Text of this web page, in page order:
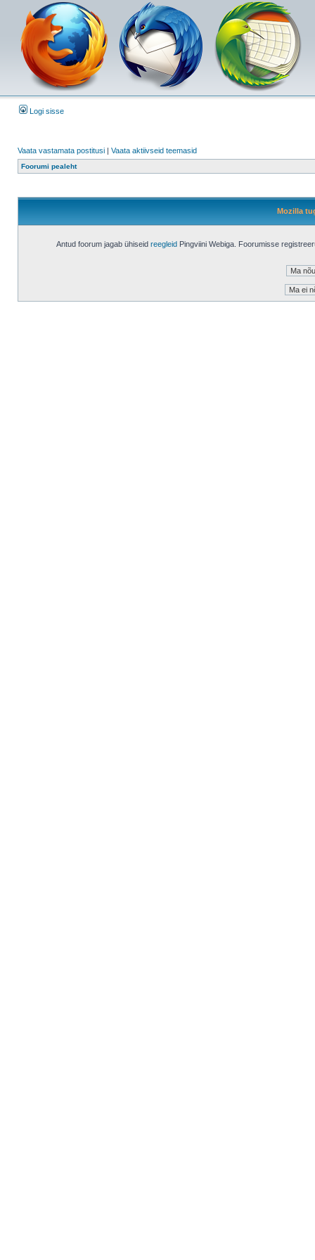
Logi sisse
Vaata vastamata postitusi | Vaata aktiivseid teemasid
Foorumi pealeht
Mozilla
Antud foorum jagab ühiseid reegleid Pingviini Webiga. Foorumisse